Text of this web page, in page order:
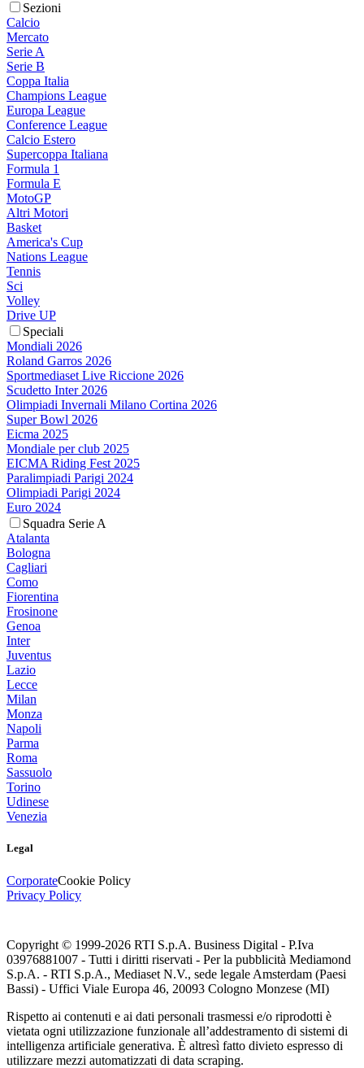
Sezioni
Calcio
Mercato
Serie A
Serie B
Coppa Italia
Champions League
Europa League
Conference League
Calcio Estero
Supercoppa Italiana
Formula 1
Formula E
MotoGP
Altri Motori
Basket
America's Cup
Nations League
Tennis
Sci
Volley
Drive UP
Speciali
Mondiali 2026
Roland Garros 2026
Sportmediaset Live Riccione 2026
Scudetto Inter 2026
Olimpiadi Invernali Milano Cortina 2026
Super Bowl 2026
Eicma 2025
Mondiale per club 2025
EICMA Riding Fest 2025
Paralimpiadi Parigi 2024
Olimpiadi Parigi 2024
Euro 2024
Squadra Serie A
Atalanta
Bologna
Cagliari
Como
Fiorentina
Frosinone
Genoa
Inter
Juventus
Lazio
Lecce
Milan
Monza
Napoli
Parma
Roma
Sassuolo
Torino
Udinese
Venezia
Legal
CorporateCookie Policy
Privacy Policy
Copyright © 1999-2026 RTI S.p.A. Business Digital - P.Iva
03976881007 - Tutti i diritti riservati - Per la pubblicità Mediamond
S.p.A. - RTI S.p.A., Mediaset N.V., sede legale Amsterdam (Paesi
Bassi) - Uffici Viale Europa 46, 20093 Cologno Monzese (MI)
Rispetto ai contenuti e ai dati personali trasmessi e/o riprodotti è
vietata ogni utilizzazione funzionale all’addestramento di sistemi di
intelligenza artificiale generativa. È altresì fatto divieto espresso di
utilizzare mezzi automatizzati di data scraping.